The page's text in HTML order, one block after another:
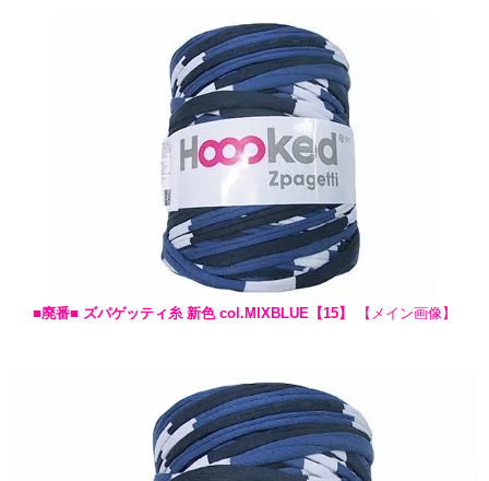
■廃番■ ズパゲッティ糸 新色 col.MIXBLUE【15】 【メイン画像】